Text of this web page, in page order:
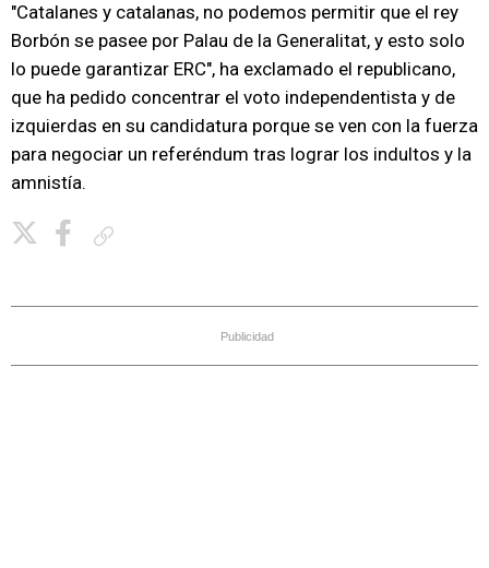
"Catalanes y catalanas, no podemos permitir que el rey
Borbón se pasee por Palau de la Generalitat, y esto solo
lo puede garantizar ERC", ha exclamado el republicano,
que ha pedido concentrar el voto independentista y de
izquierdas en su candidatura porque se ven con la fuerza
para negociar un referéndum tras lograr los indultos y la
amnistía.
Publicidad